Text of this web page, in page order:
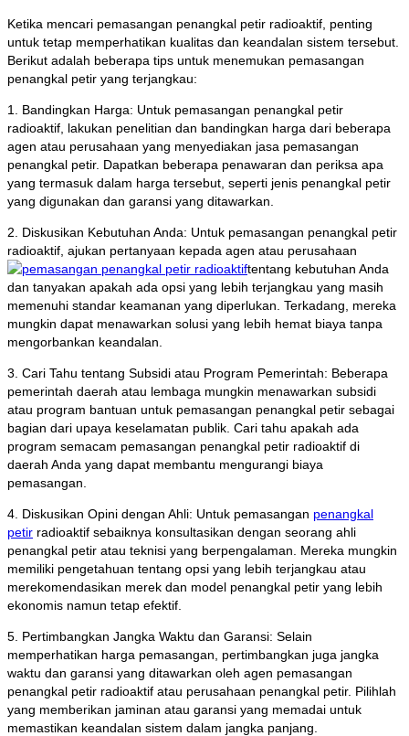
Ketika mencari pemasangan penangkal petir radioaktif, penting
untuk tetap memperhatikan kualitas dan keandalan sistem tersebut.
Berikut adalah beberapa tips untuk menemukan pemasangan
penangkal petir yang terjangkau:
1. Bandingkan Harga: Untuk pemasangan penangkal petir
radioaktif, lakukan penelitian dan bandingkan harga dari beberapa
agen atau perusahaan yang menyediakan jasa pemasangan
penangkal petir. Dapatkan beberapa penawaran dan periksa apa
yang termasuk dalam harga tersebut, seperti jenis penangkal petir
yang digunakan dan garansi yang ditawarkan.
2. Diskusikan Kebutuhan Anda: Untuk pemasangan penangkal petir
radioaktif, ajukan pertanyaan kepada agen atau perusahaan
tentang kebutuhan Anda
dan tanyakan apakah ada opsi yang lebih terjangkau yang masih
memenuhi standar keamanan yang diperlukan. Terkadang, mereka
mungkin dapat menawarkan solusi yang lebih hemat biaya tanpa
mengorbankan keandalan.
3. Cari Tahu tentang Subsidi atau Program Pemerintah: Beberapa
pemerintah daerah atau lembaga mungkin menawarkan subsidi
atau program bantuan untuk pemasangan penangkal petir sebagai
bagian dari upaya keselamatan publik. Cari tahu apakah ada
program semacam pemasangan penangkal petir radioaktif di
daerah Anda yang dapat membantu mengurangi biaya
pemasangan.
4. Diskusikan Opini dengan Ahli: Untuk pemasangan penangkal
petir radioaktif sebaiknya konsultasikan dengan seorang ahli
penangkal petir atau teknisi yang berpengalaman. Mereka mungkin
memiliki pengetahuan tentang opsi yang lebih terjangkau atau
merekomendasikan merek dan model penangkal petir yang lebih
ekonomis namun tetap efektif.
5. Pertimbangkan Jangka Waktu dan Garansi: Selain
memperhatikan harga pemasangan, pertimbangkan juga jangka
waktu dan garansi yang ditawarkan oleh agen pemasangan
penangkal petir radioaktif atau perusahaan penangkal petir. Pilihlah
yang memberikan jaminan atau garansi yang memadai untuk
memastikan keandalan sistem dalam jangka panjang.